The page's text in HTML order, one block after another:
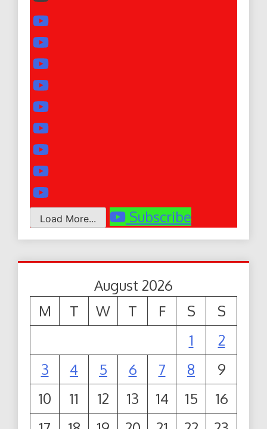
Load More... Subscribe
August 2026
M
T W T F S
S
1
2
3
4 5 6 7 8
9
10
11 12 13 14 15
16